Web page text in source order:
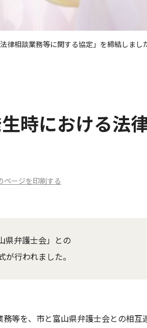
律相談業務等に関する協定」を締結しまし
時における法
ページを印刷する
県弁護士会」との
行われました。
等を、市と富山県弁護士会との相